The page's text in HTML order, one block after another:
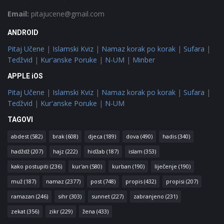
Email: pitajucene@gmail.com
ANDROID
Pitaj Učene | Islamski Kviz | Namaz korak po korak | Sufara |
Tedžvid | Kur'anske Poruke | N-UM | Minber
APPLE iOS
Pitaj Učene | Islamski Kviz | Namaz korak po korak | Sufara |
Tedžvid | Kur'anske Poruke | N-UM
TAGOVI
abdest (582) brak (608) djeca (189) dova (490) hadis (340)
hadždž (207) hajz (222) hidžab (187) islam (353)
kako postupiti (236) kur'an (580) kurban (190) liječenje (190)
muž (187) namaz (2377) post (748) propis (432) propisi (207)
ramazan (246) sihr (303) sunnet (227) zabranjeno (231)
zekat (356) zikr (229) žena (433)